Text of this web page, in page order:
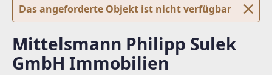
Das angeforderte Objekt ist nicht verfügbar
Mittelsmann Philipp Sulek
GmbH Immobilien